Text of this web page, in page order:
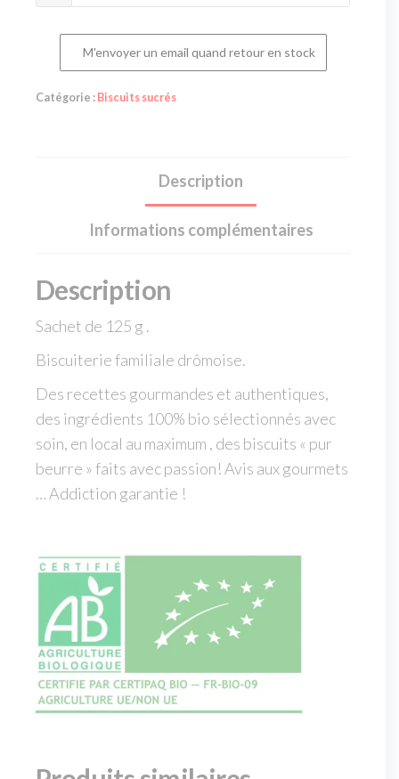
M'envoyer un email quand retour en stock
Catégorie : Biscuits sucrés
Description
Informations complémentaires
Description
Sachet de 125 g .
Biscuiterie familiale drômoise.
Des recettes gourmandes et authentiques,
des ingrédients 100% bio sélectionnés avec
soin, en local au maximum , des biscuits « pur
beurre » faits avec passion! Avis aux gourmets
… Addiction garantie !